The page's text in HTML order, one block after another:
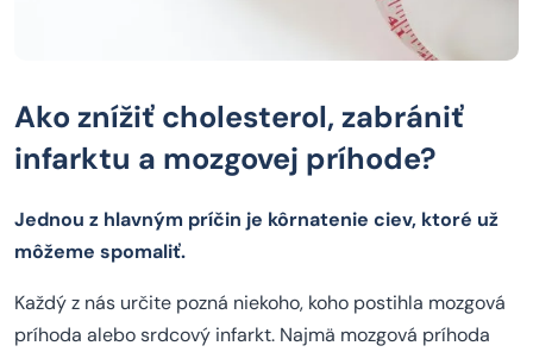
Ako znížiť cholesterol, zabrániť
infarktu a mozgovej príhode?
Jednou z hlavným príčin je kôrnatenie ciev, ktoré už
môžeme spomaliť.
Každý z nás určite pozná niekoho, koho postihla mozgová
príhoda alebo srdcový infarkt. Najmä mozgová príhoda